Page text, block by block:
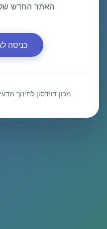
האתר החדש
כניסה
מכון דוידסון לחינוך